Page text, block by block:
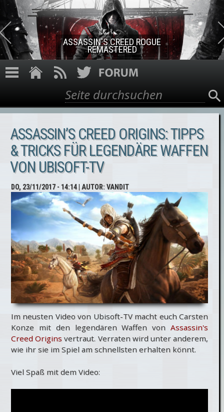
Direkt zum Inhalt
ASSASSIN'S CREED ROGUE
REMASTERED
Suchformular
Suche
ASSASSIN’S CREED ORIGINS: TIPPS
& TRICKS FÜR LEGENDÄRE WAFFEN
VON UBISOFT-TV
DO, 23/11/2017 - 14:14| AUTOR:VANDIT
Im neusten Video von Ubisoft-TV macht euch Carsten
Konze mit den legendären Waffen von Assassin's
Creed Origins vertraut. Verraten wird unter anderem,
wie ihr sie im Spiel am schnellsten erhalten könnt.
Viel Spaß mit dem Video: